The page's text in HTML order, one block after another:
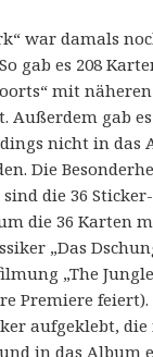
war damals
gab es 208
mit
Außerdem gab
nicht in das
Die
die 36
die 36 Karten
„Das
„The
Premiere feiert).
aufgeklebt,
in das Album